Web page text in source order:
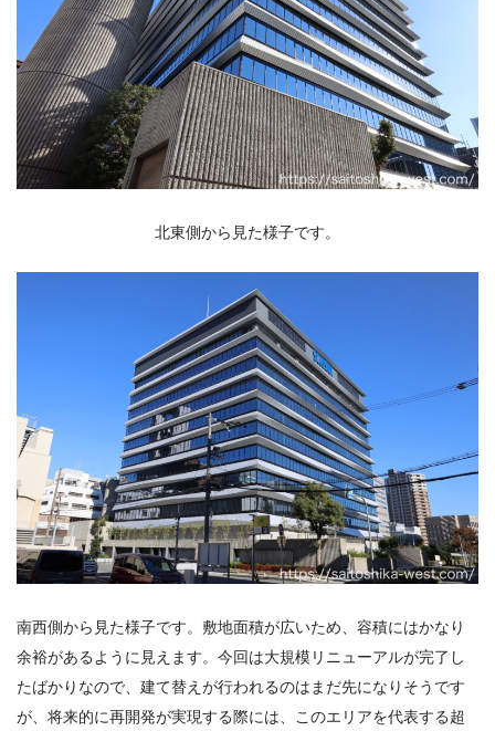
北東側から見た様子です。
南西側から見た様子です。敷地面積が広いため、容積にはかなり
余裕があるように見えます。今回は大規模リニューアルが完了し
たばかりなので、建て替えが行われるのはまだ先になりそうです
が、将来的に再開発が実現する際には、このエリアを代表する超